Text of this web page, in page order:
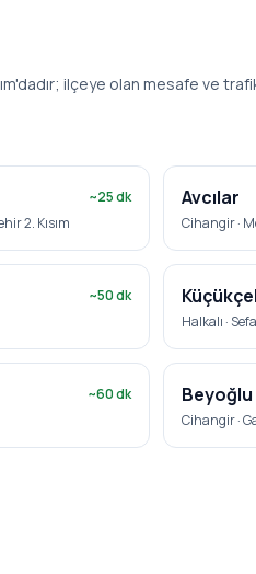
ilçeye olan mesafe ve
~25dk
2. Kısım
Avcılar
Cihangir ·
~50dk
Halkalı ·
~60dk
Beyoğlu
Cihangir ·